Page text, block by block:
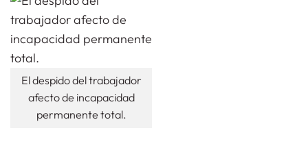
El despido del trabajador
afecto de incapacidad
permanente total.